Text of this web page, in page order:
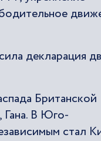
декларация
Британской
Гана. В Юго-
стал